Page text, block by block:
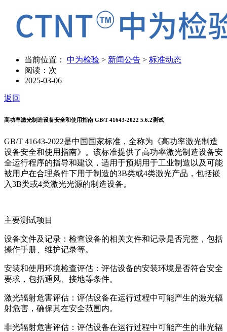
当前位置： 中为检验 > 新闻公告 > 标准动态
阅读： 次
2025-03-06
返回
高功率激光制造设备安全和使用指南 GB/T 41643-2022 5.6.2测试
GB/T 41643-2022是中国国家标准，全称为《高功率激光制造
设备安全和使用指南》。该标准提供了高功率激光制造设备安
全运行程序的指导和建议，适用于预期用于工业制造以及可能
被用户在合理条件下用于制造的3B类或4类激光产品，包括嵌
入3B类或4类激光光源的制造设备。
主要测试项目
设备文件及记录：检查设备的相关文件和记录是否完整，包括
操作手册、维护记录等。
安装和使用环境检查评估：评估设备的安装环境是否符合安全
要求，包括通风、接地等条件。
激光辐射危害评估：评估设备在运行过程中可能产生的激光辐
射危害，确保其在安全范围内。
非光辐射危害评估：评估设备在运行过程中可能产生的非光辐